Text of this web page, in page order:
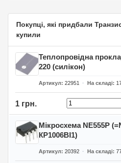
Покупці, які придбали
купили
Теплопровідна
220 (силікон)
Артикул 22951 На складі
1 грн.
Мікросхема NE555P
КР1006ВІ1)
Артикул 20392 На складі